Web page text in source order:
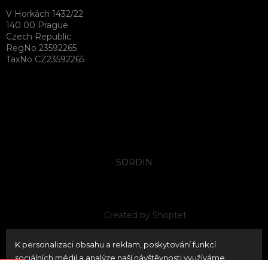
K personalizaci obsahu a reklam, poskytování funkcí
sociálních médií a analýze naší návštěvnosti využíváme
V Horkách 1432/22
140 00 Prague
Czech Republic
RegNo 23592265
TaxNo CZ23592265
SORDIN
Created by Shoptet
Copyright 2026neoPATRON . All rights reserved.